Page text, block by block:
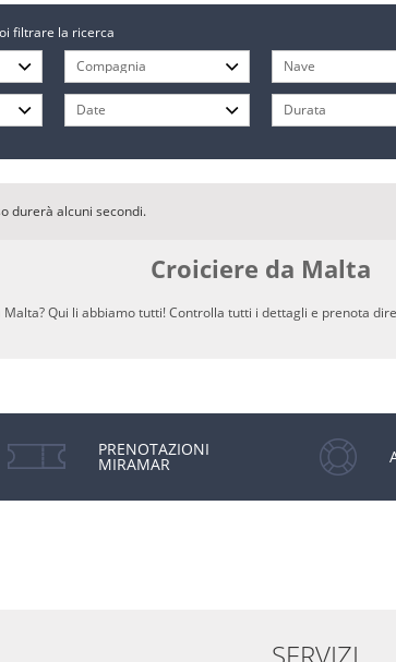
filtrare la ricerca
durerà alcuni secondi.
Croiciere da Malta
Qui li abbiamo tutti! Controlla tutti i dettagli e prenota
PRENOTAZIONI
MIRAMAR